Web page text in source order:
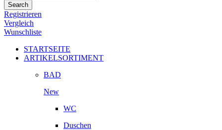
Search
Registrieren
Vergleich
Wunschliste
STARTSEITE
ARTIKELSORTIMENT
BAD
New
WC
Duschen